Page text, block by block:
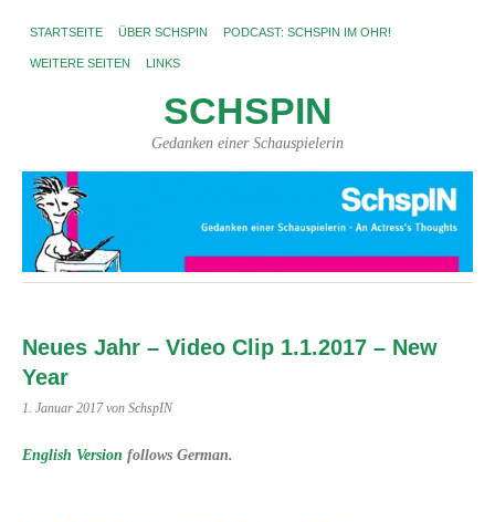
STARTSEITE ÜBER SCHSPIN PODCAST: SCHSPIN IM OHR!
WEITERE SEITEN LINKS
SCHSPIN
Gedanken einer Schauspielerin
Neues Jahr – Video Clip 1.1.2017 – New
Year
1. Januar 2017 von SchspIN
English Version follows German.